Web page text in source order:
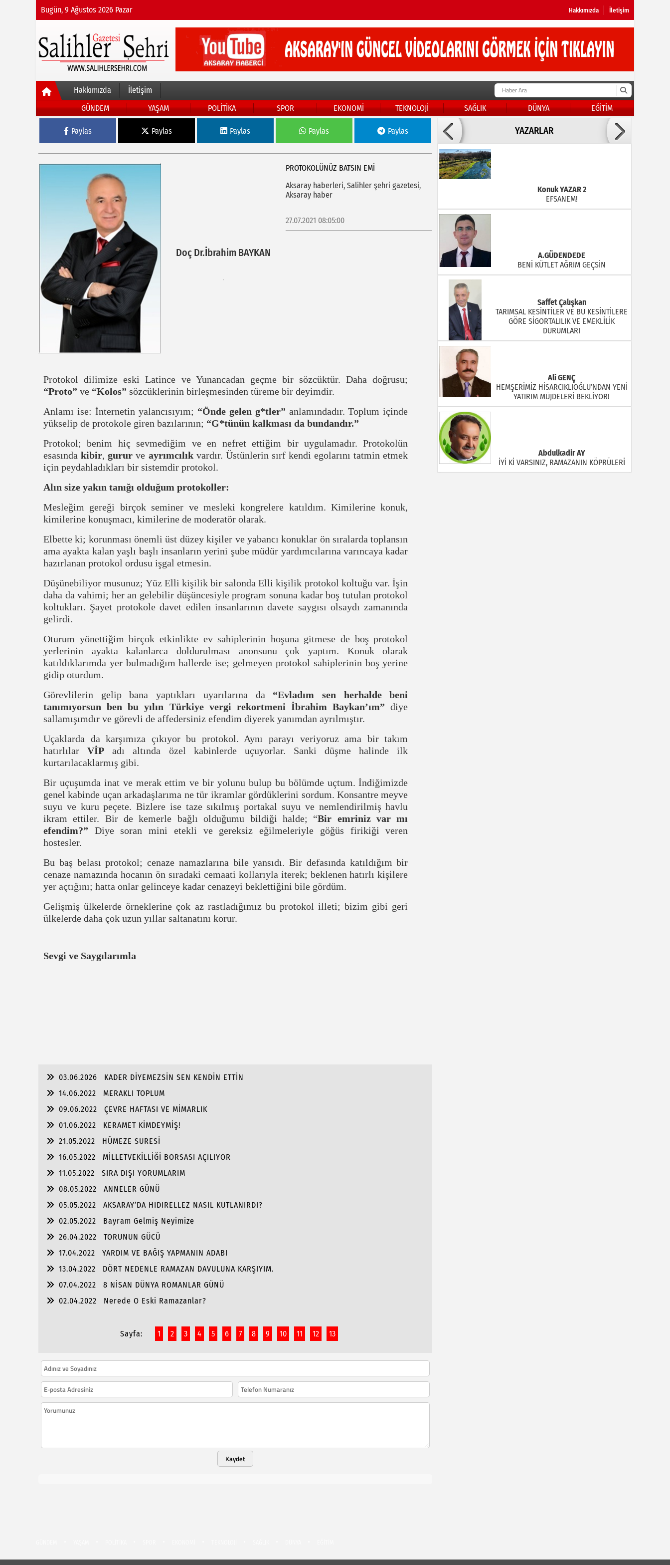
Bugün, 9 Ağustos 2026 Pazar Hakkımızda İletişim
Hakkımızda
İletişim
GÜNDEM
YAŞAM POLİTİKA SPOR EKONOMİ TEKNOLOJİ SAĞLIK DÜNYA EĞİTİM
Paylas Paylas Paylas Paylas Paylas
Doç Dr.İbrahim BAYKAN
PROTOKOLÜNÜZ BATSIN EMI
Aksaray haberleri, Salihler şehri gazetesi,
Aksaray haber
27.07.2021 08:05:00
Protokol dilimize eski Latince ve Yunancadan geçme bir sözcüktür. Daha doğrusu;
“Proto” ve “Kolos” sözcüklerinin birleşmesinden türeme bir deyimdir.
Anlamı ise: İnternetin yalancısıyım; “Önde gelen g*tler” anlamındadır. Toplum içinde
yükselip de protokole giren bazılarının; “G*tünün kalkması da bundandır.”
Protokol; benim hiç sevmediğim ve en nefret ettiğim bir uygulamadır. Protokolün
esasındakibir,gurur ve ayrımcılıkvardır. Üstünlerin sırf kendi egolarını tatmin etmek
için peydahladıkları bir sistemdir protokol.
Alın size yakın tanığı olduğum protokoller:
Mesleğim gereği birçok seminer ve mesleki kongrelere katıldım. Kimilerine konuk,
kimilerine konuşmacı, kimilerine de moderatör olarak.
Elbette ki; korunması önemli üst düzey kişiler ve yabancı konuklar ön sıralarda toplansın
ama ayakta kalan yaşlı başlı insanların yerini şube müdür yardımcılarına varıncaya kadar
hazırlanan protokol ordusu işgal etmesin.
Düşünebiliyor musunuz; Yüz Elli kişilik bir salonda Elli kişilik protokol koltuğu var. İşin
daha da vahimi; her an gelebilir düşüncesiyle program sonuna kadar boş tutulan protokol
koltukları. Şayet protokole davet edilen insanlarının davete saygısı olsaydı zamanında
gelirdi.
Oturum yönettiğim birçok etkinlikte ev sahiplerinin hoşuna gitmese de boş protokol
yerlerinin ayakta kalanlarca doldurulması anonsunu çok yaptım. Konuk olarak
katıldıklarımda yer bulmadığım hallerde ise; gelmeyen protokol sahiplerinin boş yerine
gidip oturdum.
Görevlilerin
gelip bana yaptıkları uyarılarına da “Evladım sen herhalde
beni
tanımıyorsun ben bu yılın Türkiye vergi rekortmeni İbrahim Baykan’ım”diye
sallamışımdır ve görevli de affedersiniz efendim diyerek yanımdan ayrılmıştır.
Uçaklarda da karşımıza çıkıyor bu protokol. Aynı parayı veriyoruz ama bir takım
hatırlılarVİP adı altında özel kabinlerde uçuyorlar. Sanki düşme halinde ilk
kurtarılacaklarmış gibi.
Bir uçuşumda inat ve merak ettim ve bir yolunu bulup bu bölümde uçtum. İndiğimizde
genel kabinde uçan arkadaşlarıma ne tür ikramlar gördüklerini sordum. Konsantre meyve
suyu ve kuru peçete. Bizlere ise taze sıkılmış portakal suyu ve nemlendirilmiş havlu
ikram ettiler. Bir de kemerle bağlı olduğumu bildiği halde; “Bir emriniz var mı
efendim?” Diye soran mini etekli ve gereksiz eğilmeleriyle göğüs firikiği veren
hostesler.
Bu baş belası protokol; cenaze namazlarına bile yansıdı. Bir defasında katıldığım bir
cenaze namazında hocanın ön sıradaki cemaati kollarıyla iterek; beklenen hatırlı kişilere
yer açtığını; hatta onlar gelinceye kadar cenazeyi beklettiğini bile gördüm.
Gelişmiş ülkelerde örneklerine çok az rastladığımız bu protokol illeti; bizim gibi geri
ülkelerde daha çok uzun yıllar saltanatını korur.
Sevgi ve Saygılarımla
03.06.2026
KADER DİYEMEZSİN SEN KENDİN ETTİN
14.06.2022
MERAKLI TOPLUM
09.06.2022
ÇEVRE HAFTASI VE MİMARLIK
01.06.2022
KERAMET KİMDEYMİŞ!
21.05.2022
HÜMEZE SURESİ
16.05.2022
MİLLETVEKİLLİĞİ BORSASI AÇILIYOR
11.05.2022
SIRA DIŞI YORUMLARIM
08.05.2022
ANNELER GÜNÜ
05.05.2022
AKSARAY’DA HIDIRELLEZ NASIL KUTLANIRDI?
02.05.2022
Bayram Gelmiş Neyimize
26.04.2022
TORUNUN GÜCÜ
17.04.2022
YARDIM VE BAĞIŞ YAPMANIN ADABI
13.04.2022
DÖRT NEDENLE RAMAZAN DAVULUNA KARŞIYIM.
07.04.2022
8 NİSAN DÜNYA ROMANLAR GÜNÜ
02.04.2022
Nerede O Eski Ramazanlar?
Sayfa: 1 2 3 4 5 6 7 8 9 10 11 12 13
Kaydet
YAZARLAR
KADER DİYEMEZSİN SEN KENDİN ETTİN
Konuk YAZAR 2
EFSANEM!
A.GÜDENDEDE
BENİ KÜTLET AĞRIM GEÇSİN
Saffet Çalışkan
TARIMSAL KESİNTİLER VE BU KESİNTİLERE
GÖRE SİGORTALILIK VE EMEKLİLİK
DURUMLARI
Ali GENÇ
HEMŞERİMİZ HİSARCIKLIOĞLU’NDAN YENİ
YATIRIM MÜJDELERİ BEKLİYOR!
Abdulkadir AY
İYİ Kİ VARSINIZ, RAMAZANIN KÖPRÜLERİ